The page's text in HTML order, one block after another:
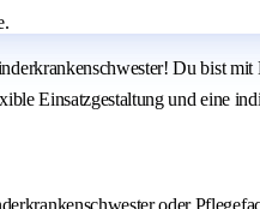
Du bist
Einsatzgestaltung und eine